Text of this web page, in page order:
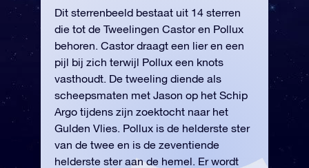
Dit sterrenbeeld bestaat uit 14 sterren
die tot de Tweelingen Castor en Pollux
behoren. Castor draagt een lier en een
pijl bij zich terwijl Pollux een knots
vasthoudt. De tweeling diende als
scheepsmaten met Jason op het Schip
Argo tijdens zijn zoektocht naar het
Gulden Vlies. Pollux is de helderste ster
van de twee en is de zeventiende
helderste ster aan de hemel. Er wordt